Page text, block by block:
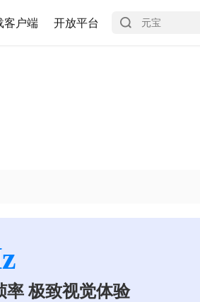
客户端 开放平台
率 极致视觉体验